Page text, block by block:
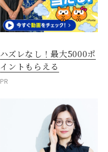
ハズレなし！最大5000ポ
イントもらえる
PR